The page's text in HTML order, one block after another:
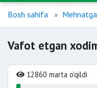
Bosh sahifa
Vafot etgan
12860 marta o'qildi